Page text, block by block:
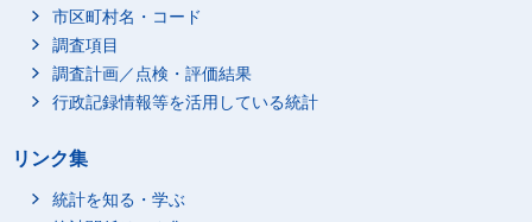
市区町村名・コード
調査項目
調査計画／点検・評価結果
行政記録情報等を活用している統計
リンク集
統計を知る・学ぶ